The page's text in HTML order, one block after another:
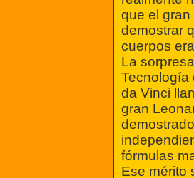
que el gran
demostrar
cuerpos
La
Tecnología
da Vinci
gran
fórmulas
Ese mérito